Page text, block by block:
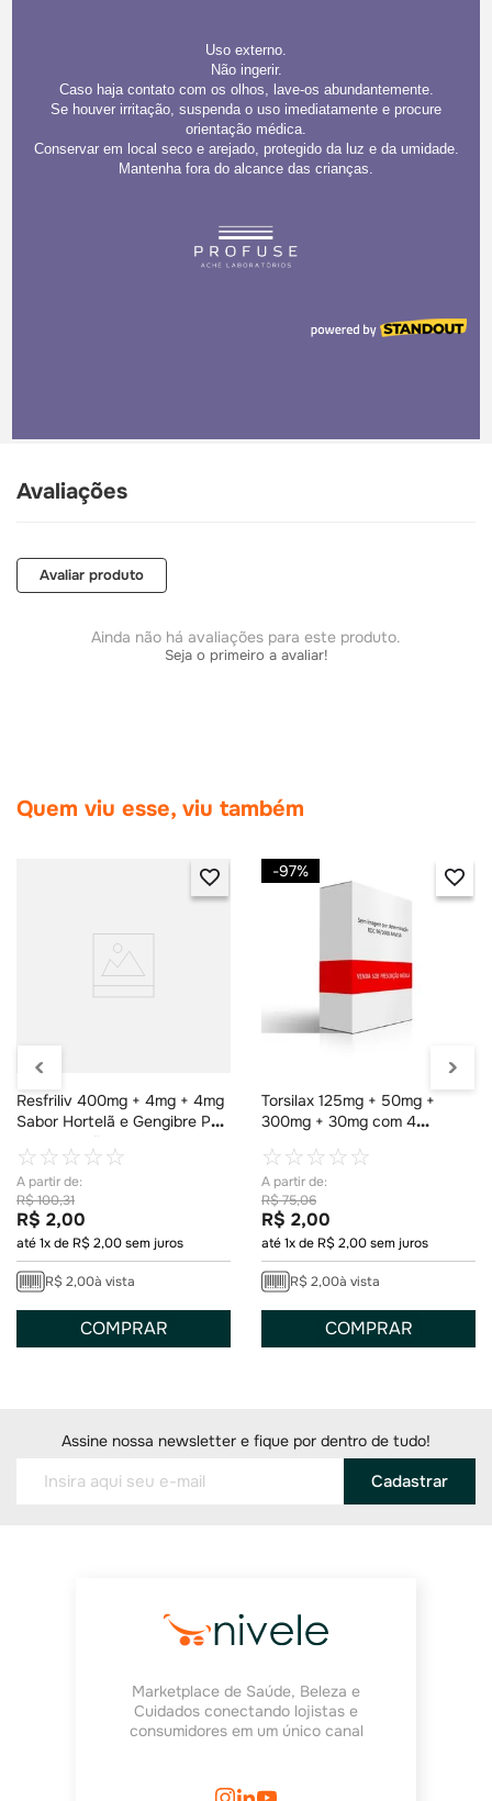
Avaliações
Avaliar produto
Ainda não há avaliações para este produto.
Seja o primeiro a avaliar!
Quem viu esse, viu também
Resfriliv 400mg + 4mg + 4mg
Sabor Hortelã e Gengibre Pó
para Solução 1 Envelope de
5g
☆☆☆☆☆
R$100,31
R$ 2,00
até1x de R$2,00sem juros
R$ 2,00à vista
COMPRAR
-97%
Torsilax 125mg + 50mg +
300mg + 30mg com 4
☆☆☆☆☆
R$75,06
R$ 2,00
até1x de R$2,00sem juros
R$ 2,00à vista
COMPRAR
Assine nossa newsletter e fique por dentro de tudo!
Cadastrar
Marketplace de Saúde, Beleza e
Cuidados conectando lojistas e
consumidores em um único canal